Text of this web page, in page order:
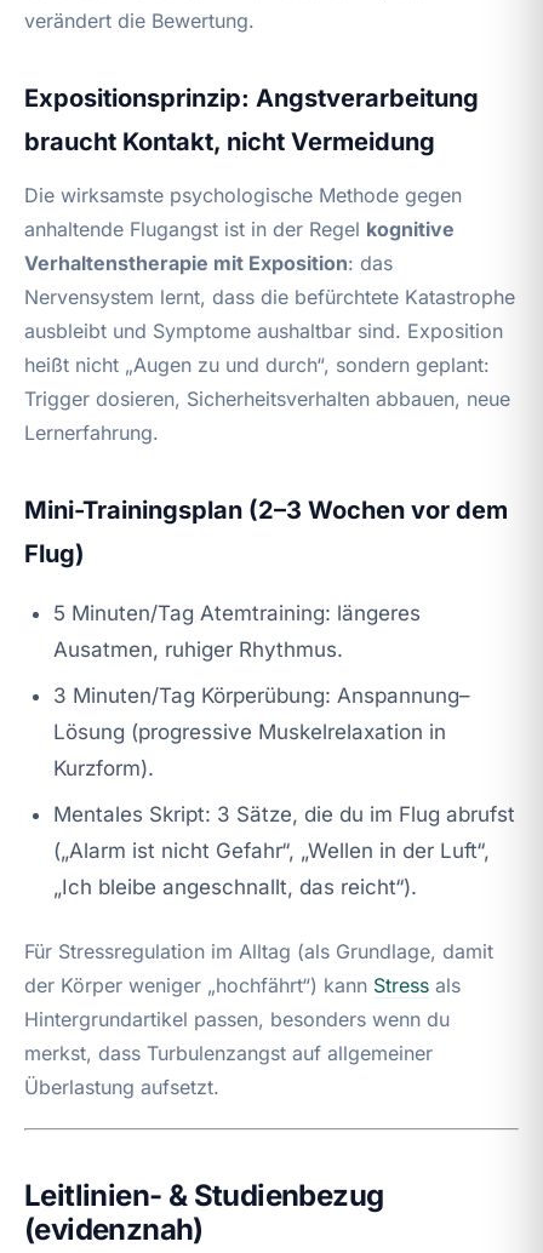
verändert die Bewertung.
Expositionsprinzip: Angstverarbeitung
braucht Kontakt, nicht Vermeidung
Die wirksamste psychologische Methode gegen
anhaltende Flugangst ist in der Regel kognitive
Verhaltenstherapie mit Exposition: das
Nervensystem lernt, dass die befürchtete Katastrophe
ausbleibt und Symptome aushaltbar sind. Exposition
heißt nicht „Augen zu und durch“, sondern geplant:
Trigger dosieren, Sicherheitsverhalten abbauen, neue
Lernerfahrung.
Mini-Trainingsplan (2–3 Wochen vor dem
Flug)
5 Minuten/Tag Atemtraining: längeres
Ausatmen, ruhiger Rhythmus.
3 Minuten/Tag Körperübung: Anspannung–
Lösung (progressive Muskelrelaxation in
Kurzform).
Mentales Skript: 3 Sätze, die du im Flug abrufst
(„Alarm ist nicht Gefahr“, „Wellen in der Luft“,
„Ich bleibe angeschnallt, das reicht“).
Für Stressregulation im Alltag (als Grundlage, damit
der Körper weniger „hochfährt“) kann Stress als
Hintergrundartikel passen, besonders wenn du
merkst, dass Turbulenzangst auf allgemeiner
Überlastung aufsetzt.
Leitlinien- & Studienbezug
(evidenznah)